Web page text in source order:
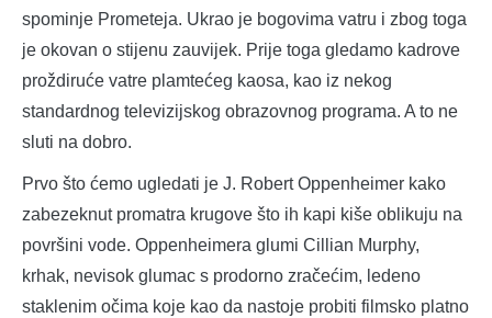
spominje Prometeja. Ukrao je bogovima vatru i zbog toga
je okovan o stijenu zauvijek. Prije toga gledamo kadrove
proždiruće vatre plamtećeg kaosa, kao iz nekog
standardnog televizijskog obrazovnog programa. A to ne
sluti na dobro.
Prvo što ćemo ugledati je J. Robert Oppenheimer kako
zabezeknut promatra krugove što ih kapi kiše oblikuju na
površini vode. Oppenheimera glumi Cillian Murphy,
krhak, nevisok glumac s prodorno zračećim, ledeno
staklenim očima koje kao da nastoje probiti filmsko platno